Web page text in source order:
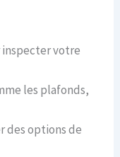
votre
les plafonds,
des options de